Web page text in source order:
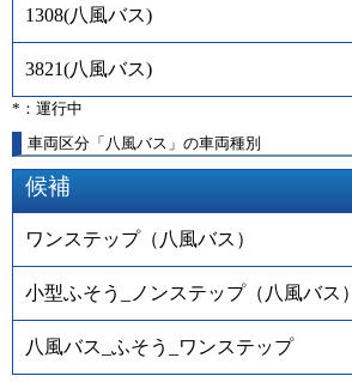
1308(八風バス)
3821(八風バス)
*：運行中
車両区分「八風バス」の車両種別
候補
ワンステップ（八風バス）
小型ふそう_ノンステップ（八風バス）
八風バス_ふそう_ワンステップ